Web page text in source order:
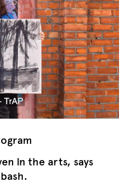
in the arts, says